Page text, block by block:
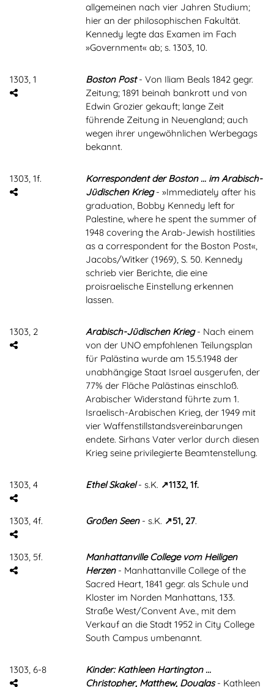
allgemeinen nach vier Jahren Studium;
hier an der philosophischen Fakultät.
Kennedy legte das Examen im Fach
»Government« ab; s. 1303, 10.
1303, 1 Boston Post- Von Iliam Beals 1842 gegr.
Zeitung; 1891 beinah bankrott und von
Edwin Grozier gekauft; lange Zeit
führende Zeitung in Neuengland; auch
wegen ihrer ungewöhnlichen Werbegags
bekannt.
1303, 1f.
Korrespondent der Boston ... im Arabisch-
Jüdischen Krieg- »Immediately after his
graduation, Bobby Kennedy left for
Palestine, where he spent the summer of
1948 covering the Arab-Jewish hostilities
as a correspondent for the Boston Post«,
Jacobs/Witker (1969), S. 50. Kennedy
schrieb vier Berichte, die eine
proisraelische Einstellung erkennen
lassen.
1303, 2 Arabisch-Jüdischen Krieg- Nach einem
von der UNO empfohlenen Teilungsplan
für Palästina wurde am 15.5.1948 der
unabhängige Staat Israel ausgerufen, der
77% der Fläche Palästinas einschloß.
Arabischer Widerstand führte zum 1.
Israelisch-Arabischen Krieg, der 1949 mit
vier Waffenstillstandsvereinbarungen
endete. Sirhans Vater verlor durch diesen
Krieg seine privilegierte Beamtenstellung.
1303, 4 Ethel Skakel- s.K. 1132, 1f.
1303, 4f. Großen Seen- s.K. 51, 27.
1303, 5f.
Manhattanville College vom Heiligen
Herzen- Manhattanville College of the
Sacred Heart, 1841 gegr. als Schule und
Kloster im Norden Manhattans, 133.
Straße West/Convent Ave., mit dem
Verkauf an die Stadt 1952 in City College
South Campus umbenannt.
1303, 6-8
Kinder: Kathleen Hartington ...
Christopher, Matthew, Douglas- Kathleen